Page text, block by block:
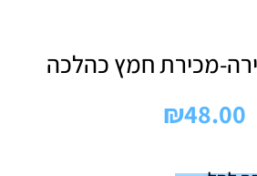
מכירת חמץ כהלכה
₪48.00